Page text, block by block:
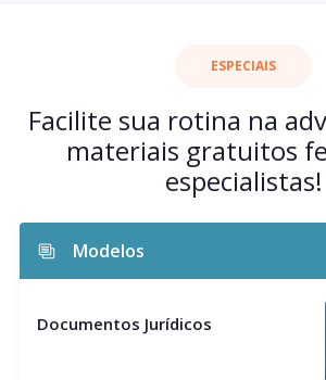
ESPECIAIS
Facilite sua rotina na
materiais gratuitos
especialistas!
Modelos
Documentos Jurídicos